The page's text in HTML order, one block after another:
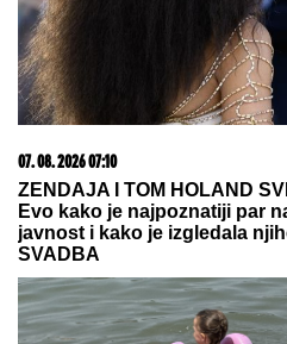
NAJLEPŠI LETNJI PARFEMI,
svakoj kapi: Ovih 7
vas direktno na more i
kojem će vas svi pamtiti